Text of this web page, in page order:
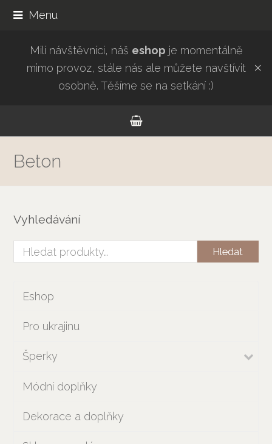
Menu
Milí návštěvníci, náš eshop je momentálně
mimo provoz, stále nás ale můžete navštívit
osobně. Těšíme se na setkání :)
Beton
Vyhledávání
Hledat
Eshop
Pro ukrajinu
Šperky
Módní doplňky
Dekorace a doplňky